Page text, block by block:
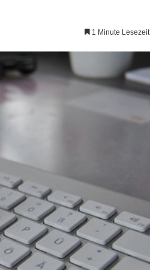
1 Minute Lesezeit